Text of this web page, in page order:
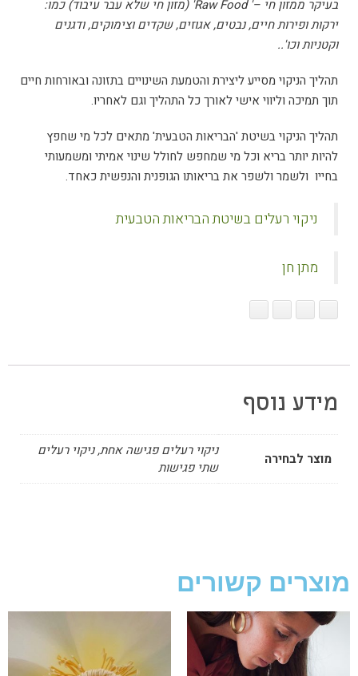
בעיקר ממזון חי –' Raw Food' (מזון חי שלא עבר עיבוד) כמו:
ירקות ופירות חיים, נבטים, אגוזים, שקדים וצימוקים, ודגנים
וקטניות וכו'..
תהליך הניקוי מסייע ליצירת והטמעת השינויים בתזונה ובאורחות חיים
תוך תמיכה וליווי אישי לאורך כל התהליך וגם לאחריו.
תהליך הניקוי בשיטת 'הבריאות הטבעית' מתאים לכל מי שחפץ
להיות יותר בריא וכל מי שמחפש לחולל שינוי אמיתי ומשמעותי
בחייו ולשמר ולשפר את בריאותו הגופנית והנפשית כאחד.
ניקוי רעלים בשיטת הבריאות הטבעית
מתן חן
מידע נוסף
מוצר לבחירה
ניקוי רעלים פגישה אחת, ניקוי רעלים
שתי פגישות
מוצרים קשורים